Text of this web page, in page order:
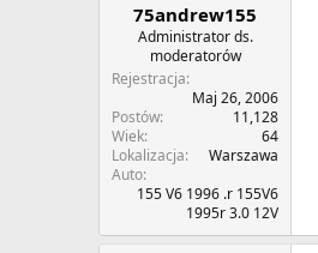
75andrew155
Administrator ds.
moderatorów
Rejestracja
Maj 26, 2006
Postów
11,128
Wiek
64
Lokalizacja
Warszawa
Auto
155 V6 1996 .r 155V6
1995r 3.0 12V